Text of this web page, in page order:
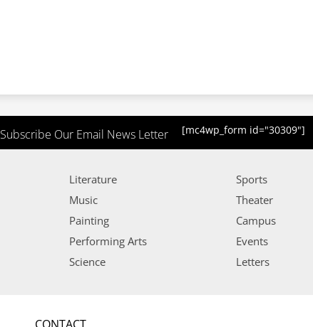
Subscribe Our Email News Letter [mc4wp_form id="30309"]
Literature
Music
Painting
Performing Arts
Science
Sports
Theater
Campus
Events
Letters